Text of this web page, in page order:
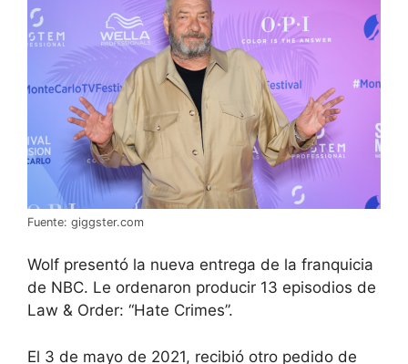
Fuente: giggster.com
Wolf presentó la nueva entrega de la franquicia
de NBC. Le ordenaron producir 13 episodios de
Law & Order: “Hate Crimes”.
El 3 de mayo de 2021, recibió otro pedido de